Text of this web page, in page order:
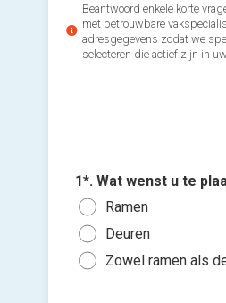
Beantwoord enkele korte
met betrouwbare
adresgegevens zodat we
selecteren die actief zijn in
1*. Wat wenst u te
Ramen
Deuren
Zowel ramen als